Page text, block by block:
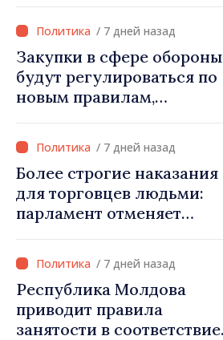
внеочередном заседании
24 августа»/ 7 дней назад
Закупки в сфере обороны
будут регулироваться по
новым правилам,
стандартами ЕС
/ 7 дней назад
Более строгие наказания
для торговцев людьми:
парламент отменяет
освобождения от
наказания в тяжких
случаях
/ 7 дней назад
Республика Молдова
приводит правила
занятости в соответствие